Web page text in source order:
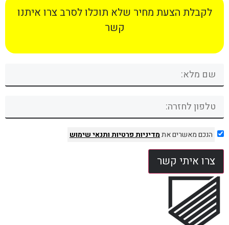
לקבלת הצעת מחיר שלא תוכלו לסרב צרו איתנו
קשר
הנכם מאשרים אתמדיניות פרטיותותנאי שימוש
צרו איתי קשר